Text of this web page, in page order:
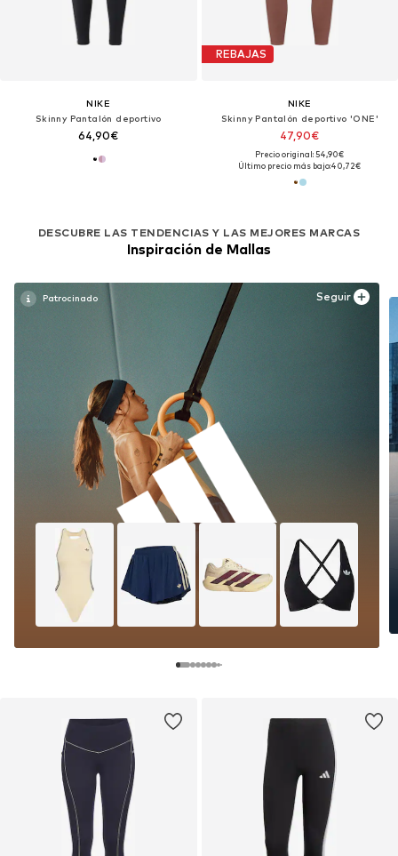
NIKE
Skinny Pantalón deportivo
64,90€
REBAJAS
NIKE
Skinny Pantalón deportivo 'ONE'
47,90€
Precio original: 54,90€
Último precio más bajo:40,72€
DESCUBRE LAS TENDENCIAS Y LAS MEJORES MARCAS
Inspiración de Mallas
Seguir